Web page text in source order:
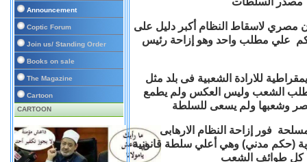
Announcement
Coptic Forum
Join us/ Standing Order
Books on sale
The Magazine
Cartoon
CARTOON
مصري لاسقاط النظام أكبر دليل على
علي مطلب واحد وهو إزاحة رئيس
للارادة الشعبية فى بلد مثل
الشعب وليس العكس ولم يطمع
وشعبها ولم يسعى للسلطة
فور إزاحة النظام الارهابى
(حكم مدني) وهي أعلي سلطة قانونية